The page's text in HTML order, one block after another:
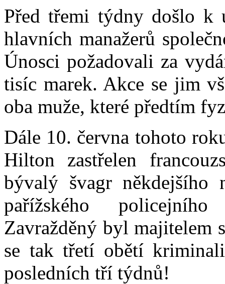
Před třemi týdny došlo k
hlavních manažerů
Únosci požadovali za
tisíc marek. Akce se jim
oba muže, které předtím
Dále 10. června tohoto
Hilton zastřelen
bývalý švagr někdejšího
pařížského
Zavražděný byl majitelem
se tak třetí obětí
posledních tří týdnů!